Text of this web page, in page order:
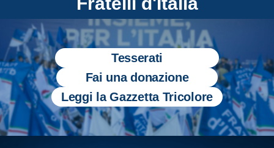
Tesserati
Fai una donazione
Leggi la Gazzetta Tricolore